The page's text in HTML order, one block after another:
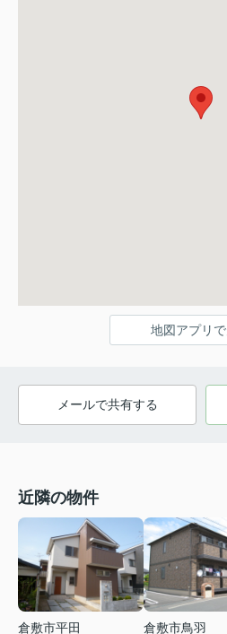
地図アプリ
メールで共有する
近隣の物件
倉敷市平田
倉敷市鳥羽